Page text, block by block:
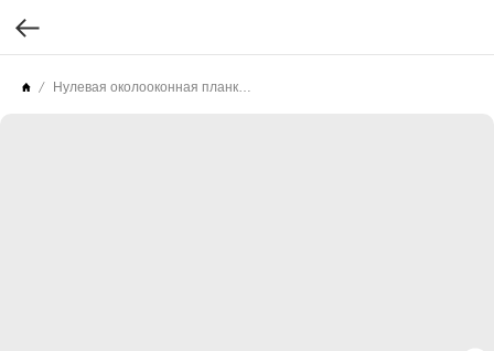
Нулевая околооконная планка скрытого монтажа